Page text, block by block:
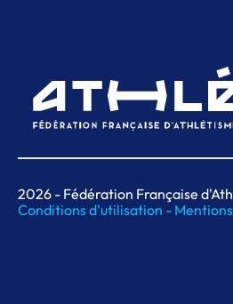
2026 - Fédération Française
Conditions d'utilisation -